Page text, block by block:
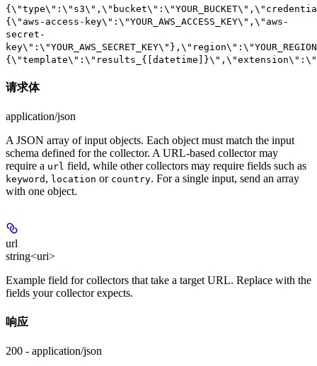
{\"aws-access-key\":\"YOUR_AWS_ACCESS_KEY\",\"aws-
secret-
请求体
application/json
A JSON array of input objects. Each object must match the input
schema defined for the collector. A URL-based collector may
require a url field, while other collectors may require fields such as
keyword , location or country. For a single input, send an array
with one object.
url
string<uri>
Example field for collectors that take a target URL. Replace with the
fields your collector expects.
响应
200 - application/json